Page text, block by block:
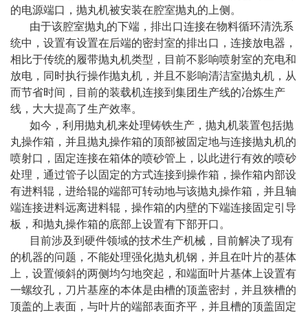
的电源端口，抛丸机被安装在腔室抛丸的上侧。
由于该腔室抛丸的下端，排出口连接在物料循环清洗系
统中，设置有设置在后端的密封室的排出口，连接放电器，
相比于传统的履带抛丸机类型，目前不影响喷射室的充电和
放电，同时执行操作抛丸机，并且不影响清洁室抛丸机，从
而节省时间，目前的装载机连接到集团生产线的冶炼生产
线，大大提高了生产效率。
如今，利用抛丸机来处理铸铁生产，抛丸机装置包括抛
丸操作箱，并且抛丸操作箱的顶部被固定地与连接抛丸机的
喷射口，固定连接在箱体的喷砂管上，以此进行有效的喷砂
处理，通过管子以固定的方式连接到操作箱，操作箱内部设
有进料辊，进给辊的端部可转动地与该抛丸操作箱，并且轴
端连接进料远离进料辊，操作箱的内壁的下端连接固定引导
板，和抛丸操作箱的底部上设置有下部开口。
目前涉及到硬件领域的技术生产机械，目前解决了现有
的机器的问题，不能处理强化抛丸机钢，并且在叶片的基体
上，设置倾斜的两侧均匀地突起，和端面叶片基体上设置有
一螺纹孔，刀片基座的本体是由槽的顶盖密封，并且狭槽的
顶盖的上表面，与叶片的端部表面齐平，并且槽的顶盖固定